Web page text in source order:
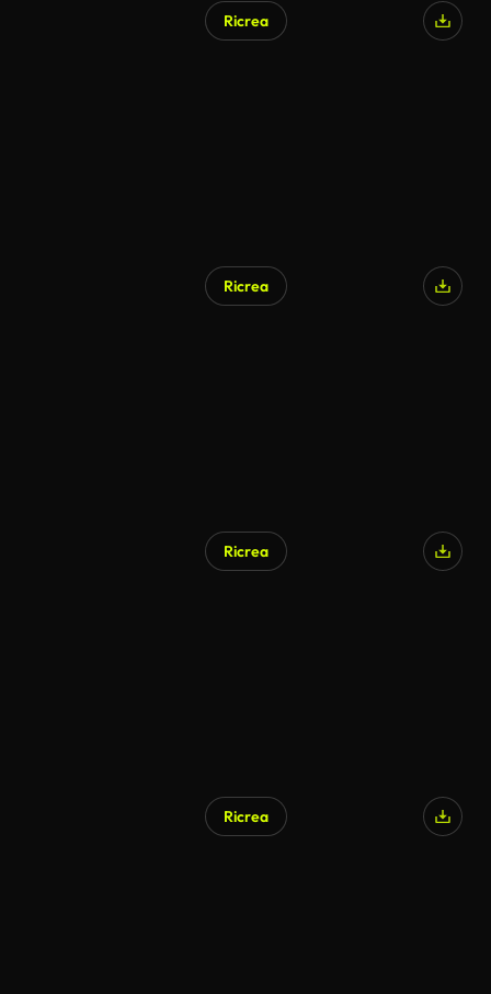
Ricrea
Ricrea
Ricrea
Ricrea